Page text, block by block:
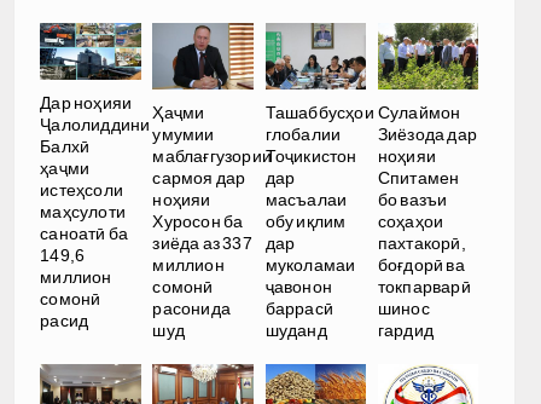
Дар ноҳияи
Ҷалолиддини
Балхӣ
ҳаҷми
истеҳсоли
маҳсулоти
саноатӣ ба
149,6
миллион
сомонӣ
расид
Ҳаҷми
умумии
маблағгузории
сармоя дар
ноҳияи
Хуросон ба
зиёда аз 337
миллион
сомонӣ
расонида
шуд
Ташаббусҳои
глобалии
Тоҷикистон
дар
масъалаи
обу иқлим
дар
муколамаи
ҷавонон
баррасӣ
шуданд
Сулаймон
Зиёзода дар
ноҳияи
Спитамен
бо вазъи
соҳаҳои
пахтакорӣ,
боғдорӣ ва
токпарварӣ
шинос
гардид